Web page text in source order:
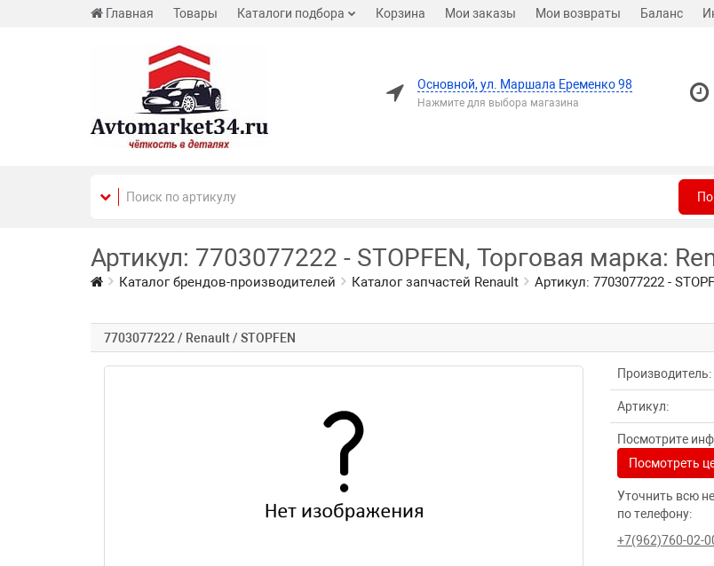
Главная Товары Каталоги подбора Корзина Мои заказы Мои возвраты Баланс
Основной, ул. Маршала Еременко 98
Нажмите для выбора магазина
Артикул: 7703077222 - STOPFEN, Торговая марка:
Каталог брендов-производителей Каталог запчастей Renault Артикул: 7703077222 -
7703077222 / Renault / STOPFEN
Производитель:
Артикул:
Посмотрите
Посмотреть
Уточнить всю
по телефону:
+7(962)760-02-